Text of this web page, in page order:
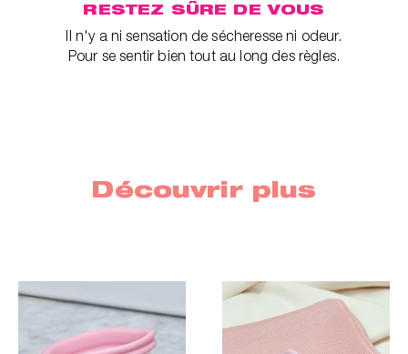
RESTEZ SÛRE DE VOUS
Il n'y a ni sensation de sécheresse ni odeur.
Pour se sentir bien tout au long des règles.
Découvrir plus